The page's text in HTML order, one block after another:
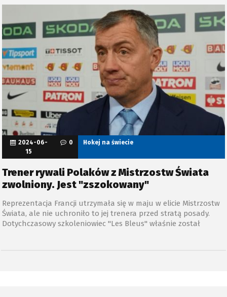
Trener rywali Polaków z Mistrzostw Świata
zwolniony. Jest "zszokowany"
Reprezentacja Francji utrzymała się w maju w elicie Mistrzostw
Świata, ale nie uchroniło to jej trenera przed stratą posady.
Dotychczasowy szkoleniowiec "Les Bleus" właśnie został
2024-06-
15
0 Hokej na świecie